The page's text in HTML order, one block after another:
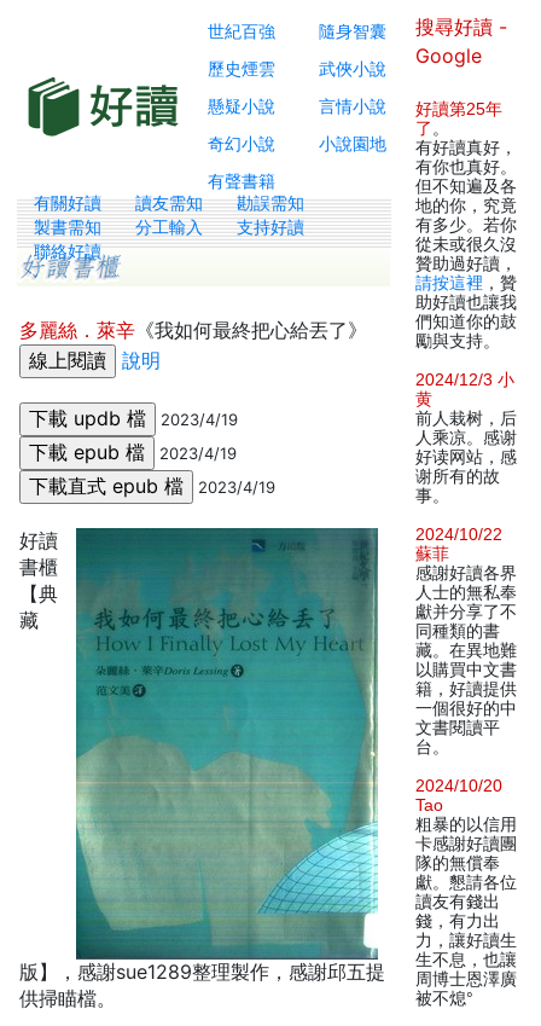
世紀百強
隨身智囊
歷史煙雲
武俠小說
懸疑小說
言情小說
奇幻小說
小說園地
有聲書籍
有關好讀 讀友需知
勘誤需知
製書需知
分工輸入
支持好讀
聯絡好讀
多麗絲．萊辛 《我如何最終把心給丟了》
說明
2023/4/19
2023/4/19
2023/4/19
好讀
書櫃
【典
藏
版】，感謝sue1289整理製作，感謝邱五提
供掃瞄檔。
搜尋好讀 -
Google
好讀第25年
了 。
有好讀真好，
有你也真好。
但不知遍及各
地的你，究竟
有多少。若你
從未或很久沒
贊助過好讀，
請按這裡 ，贊
助好讀也讓我
們知道你的鼓
勵與支持。
2024/12/3 小
黄
前人栽树，后
人乘凉。感谢
好读网站，感
谢所有的故
事。
2024/10/22
蘇菲
感謝好讀各界
人士的無私奉
獻并分享了不
同種類的書
藏。在異地難
以購買中文書
籍，好讀提供
一個很好的中
文書閱讀平
台。
2024/10/20
Tao
粗暴的以信用
卡感謝好讀團
隊的無償奉
獻。懇請各位
讀友有錢出
錢，有力出
力，讓好讀生
生不息，也讓
周博士恩澤廣
被不熄°